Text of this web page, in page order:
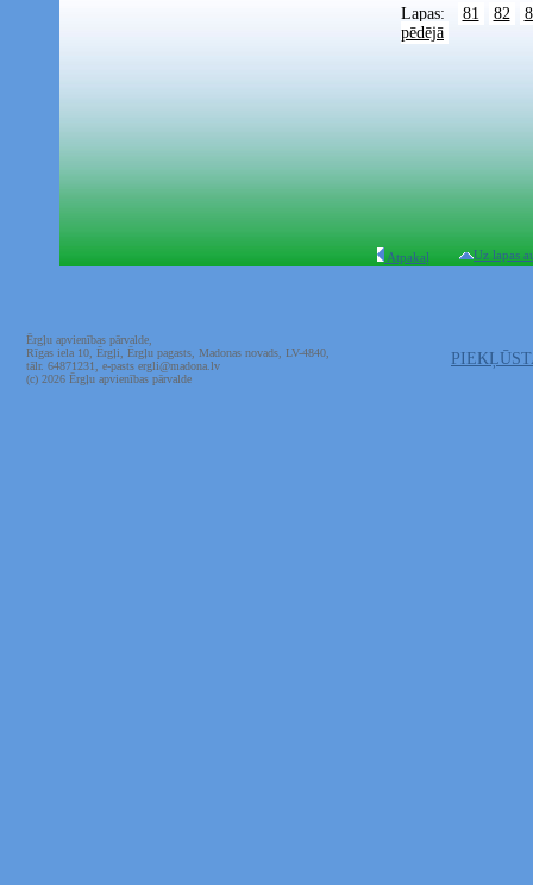
Lapas: 81 82
pēdējā
Atpakaļ Uz lapas
Ērgļu apvienības pārvalde,
Rīgas iela 10, Ērgļi, Ērgļu pagasts, Madonas novads, LV-4840,
tālr. 64871231, e-pasts ergli@madona.lv
(c) 2026 Ērgļu apvienības pārvalde